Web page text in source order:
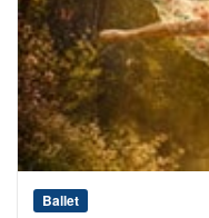
Ballet